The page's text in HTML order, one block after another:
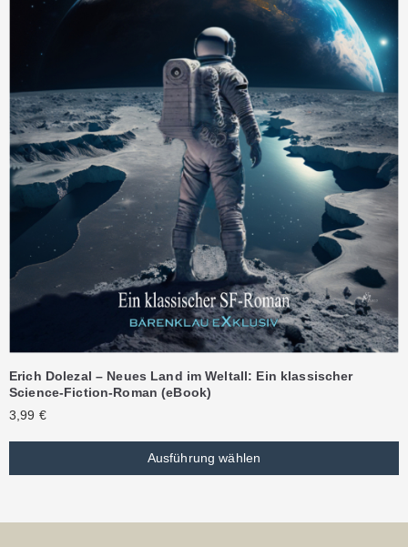
Erich Dolezal – Neues Land im Weltall: Ein klassischer
Science-Fiction-Roman (eBook)
3,99 €
Ausführung wählen